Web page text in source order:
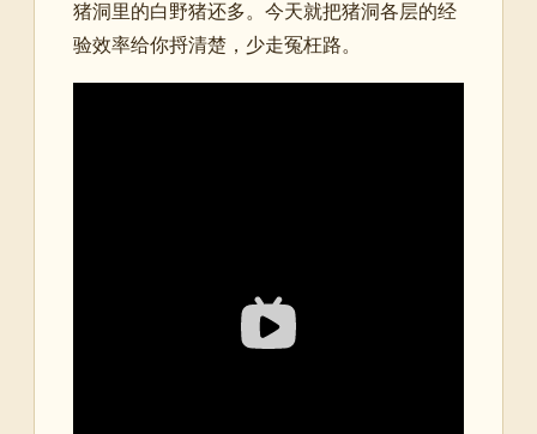
猪洞里的白野猪还多。今天就把猪洞各层的经
验效率给你捋清楚，少走冤枉路。